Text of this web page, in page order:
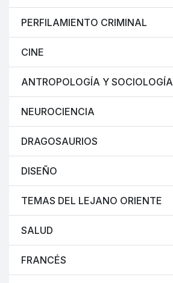
PERFILAMIENTO CRIMINAL
CINE
ANTROPOLOGÍA Y SOCIOLOGÍA
NEUROCIENCIA
DRAGOSAURIOS
DISEÑO
TEMAS DEL LEJANO ORIENTE
SALUD
FRANCÉS